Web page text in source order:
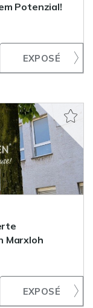
Potenzial!
Marxloh